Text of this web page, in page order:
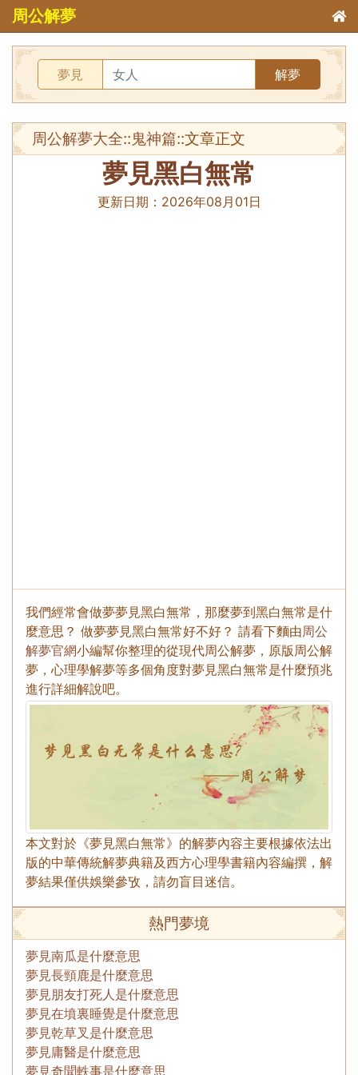
周公解夢
夢見 解夢
周公解夢大全::鬼神篇::文章正文
夢見黑白無常
更新日期： 2026年08月01日
我們經常會做夢夢見黑白無常，那麼夢到黑白無常是什
麼意思？ 做夢夢見黑白無常好不好？ 請看下麵由周公
解夢官網小編幫你整理的從現代周公解夢，原版周公解
夢，心理學解夢等多個角度對夢見黑白無常是什麼預兆
進行詳細解說吧。
本文對於《夢見黑白無常》的解夢內容主要根據依法出
版的中華傳統解夢典籍及西方心理學書籍內容編撰，解
夢結果僅供娛樂參攷，請勿盲目迷信。
熱門夢境
夢見南瓜是什麼意思
夢見長頸鹿是什麼意思
夢見朋友打死人是什麼意思
夢見在墳裏睡覺是什麼意思
夢見乾草叉是什麼意思
夢見庸醫是什麼意思
夢見奇聞軼事是什麼意思